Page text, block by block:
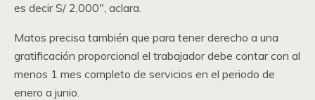
es decir S/ 2,000″, aclara.
Matos precisa también que para tener derecho a una
gratificación proporcional el trabajador debe contar con al
menos 1 mes completo de servicios en el periodo de
enero a junio.